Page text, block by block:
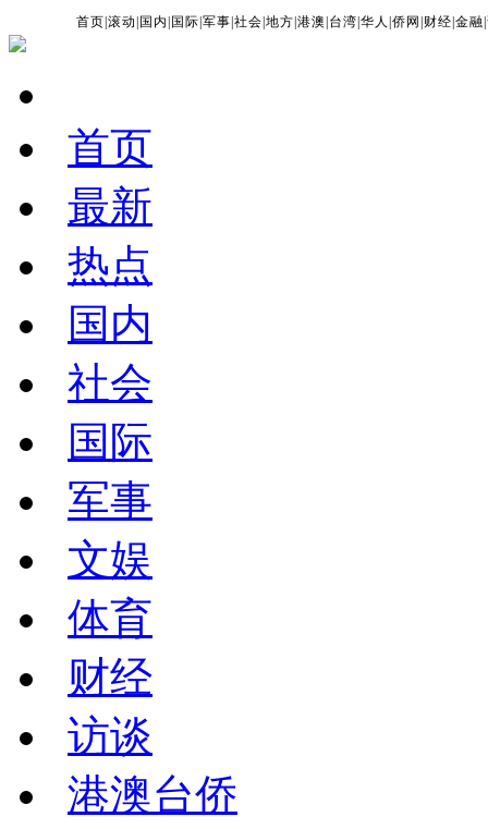
首页 |滚动 国内 国际 |军事 |社会 |地方 |港澳 台湾 |华人 |侨网 财经 |金融 |
首页
最新
热点
国内
社会
国际
军事
文娱
体育
财经
访谈
港澳台侨